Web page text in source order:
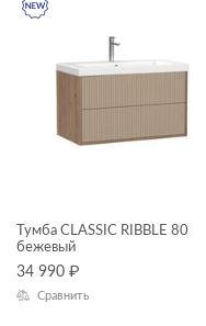
Тумба CLASSIC RIBBLE 80
бежевый
34 990 ₽
Сравнить